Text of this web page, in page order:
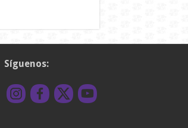
Síguenos: